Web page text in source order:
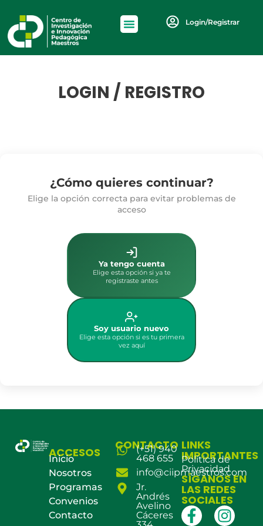
Login/Registrar
LOGIN / REGISTRO
¿Cómo quieres continuar?
Elige la opción correcta para evitar problemas de
acceso
Ya tengo cuenta
Elige esta opción si ya te
registraste antes
Soy usuario nuevo
Elige esta opción si es tu primera
vez aquí
ACCESOS
Inicio
Nosotros
Programas
Convenios
Contacto
CONTACTO
(+51) 940
468 655
info@ciipmaestros.com
Jr.
Andrés
Avelino
Cáceres
LINKS
IMPORTANTES
Política de
Privacidad
SÍGANOS EN
LAS REDES
SOCIALES